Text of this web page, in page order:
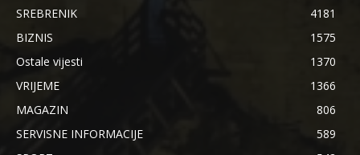
SREBRENIK
4181
BIZNIS
1575
Ostale vijesti
1370
VRIJEME
1366
MAGAZIN
806
SERVISNE INFORMACIJE
589